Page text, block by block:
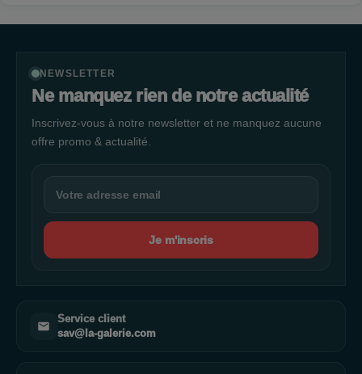
NEWSLETTER
Ne manquez rien de notre actualité
Inscrivez-vous à notre newsletter et ne manquez aucune
offre promo & actualité.
Je m'inscris
Service client
sav@la-galerie.com